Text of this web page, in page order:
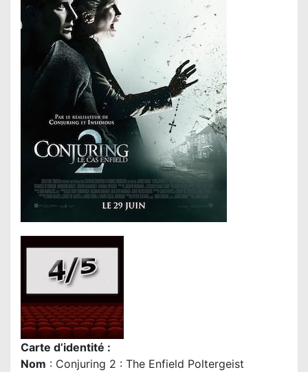
Carte d’identité :
Nom : Conjuring 2 : The Enfield Poltergeist